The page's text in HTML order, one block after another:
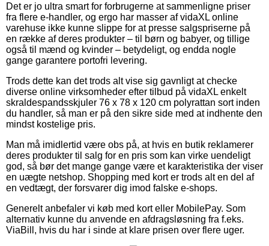
Det er jo ultra smart for forbrugerne at sammenligne priser
fra flere e-handler, og ergo har masser af vidaXL online
varehuse ikke kunne slippe for at presse salgspriserne på
en række af deres produkter – til børn og babyer, og tillige
også til mænd og kvinder – betydeligt, og endda nogle
gange garantere portofri levering.
Trods dette kan det trods alt vise sig gavnligt at checke
diverse online virksomheder efter tilbud på vidaXL enkelt
skraldespandsskjuler 76 x 78 x 120 cm polyrattan sort inden
du handler, så man er på den sikre side med at indhente den
mindst kostelige pris.
Man må imidlertid være obs på, at hvis en butik reklamerer
deres produkter til salg for en pris som kan virke uendeligt
god, så bør det mange gange være et karakteristika der viser
en uægte netshop. Shopping med kort er trods alt en del af
en vedtægt, der forsvarer dig imod falske e-shops.
Generelt anbefaler vi køb med kort eller MobilePay. Som
alternativ kunne du anvende en afdragsløsning fra f.eks.
ViaBill, hvis du har i sinde at klare prisen over flere uger.